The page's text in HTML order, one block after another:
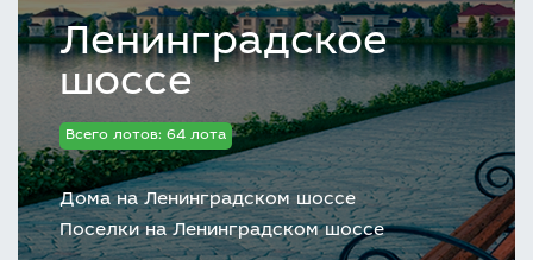
Ленинградское
шоссе
Всего лотов: 64 лота
Дома на Ленинградском шоссе
Поселки на Ленинградском шоссе